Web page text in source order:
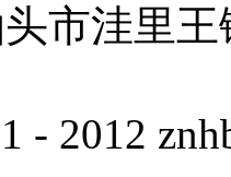
市洼里
- 2012